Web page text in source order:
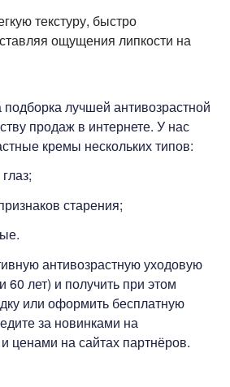
текстуру, быстро
ощущения липкости на
лучшей антивозрастной
продаж в интернете. У нас
кремы нескольких типов:
старения;
антивозрастную уходовую
60 лет) и получить при этом
или оформить бесплатную
за новинками на
ценами на сайтах партнёров.